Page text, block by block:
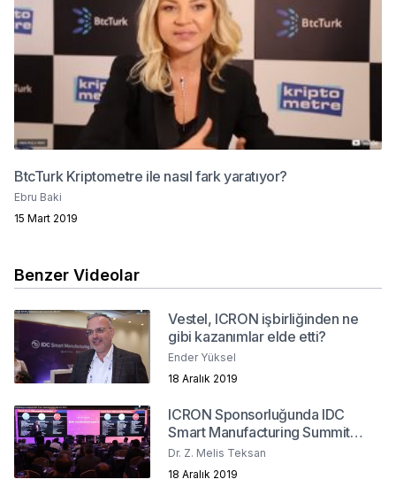
BtcTurk Kriptometre ile nasıl fark yaratıyor?
Ebru Baki
15 Mart 2019
Benzer Videolar
Vestel, ICRON işbirliğinden ne
gibi kazanımlar elde etti?
Ender Yüksel
18 Aralık 2019
ICRON Sponsorluğunda IDC
Smart Manufacturing Summit
2019
Dr. Z. Melis Teksan
18 Aralık 2019